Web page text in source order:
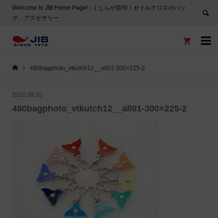
Welcome to JIB Home Page! ‐ くじらが目印！セイルクロスのバッ
グ、アクセサリー


480bagphoto_vtkutch12__all01-300×225-2
2020.09.20
480bagphoto_vtkutch12__all01-300×225-2